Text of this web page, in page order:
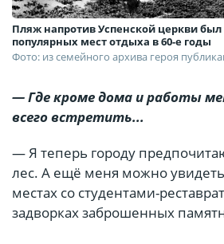
Пляж напротив Успенской церкви
популярных мест отдыха в 60-е годы
Фото: из семейного архива героя
— Где кроме дома и работы
всего встретить...
— Я теперь городу
лес. А ещё меня можно
местах со студентами-
задворках заброшенных